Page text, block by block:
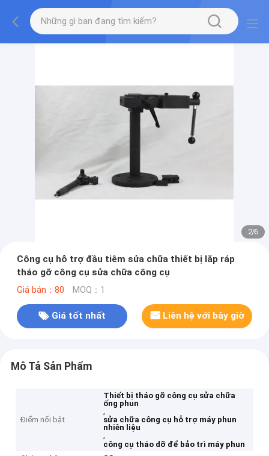
2/6
Công cụ hỗ trợ đầu tiêm sửa chữa thiết bị lắp ráp
tháo gỡ công cụ sửa chữa công cụ
Giá bán：80 MOQ：1
Giá tốt nhất Liên hệ với bây giờ
Mô Tả Sản Phẩm
Điểm nổi bật
Thiết bị tháo gỡ công cụ sửa chữa
ống phun
,
sửa chữa công cụ hỗ trợ máy phun
nhiên liệu
,
công cụ tháo dỡ để bảo trì máy phun